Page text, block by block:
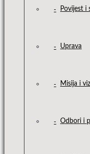
Povijest i
Uprava
Misija i
Odbori i